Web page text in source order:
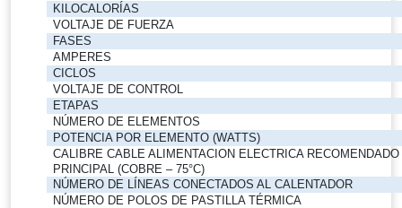
KILOCALORÍAS
VOLTAJE DE FUERZA
FASES
AMPERES
CICLOS
VOLTAJE DE CONTROL
ETAPAS
NÚMERO DE ELEMENTOS
POTENCIA POR ELEMENTO (WATTS)
CALIBRE CABLE ALIMENTACION ELECTRICA RECOMENDADO
PRINCIPAL (COBRE – 75°C)
NÚMERO DE LÍNEAS CONECTADOS AL CALENTADOR
NÚMERO DE POLOS DE PASTILLA TÉRMICA